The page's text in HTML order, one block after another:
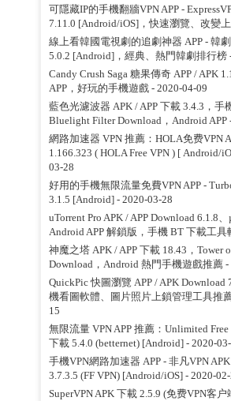
可隱藏IP的手機翻牆VPN APP -
7.11.0 [Android/iOS]，快速瀏覽、改變
線上看韓國電視劇的追劇神器 APP - 韓劇
5.0.2 [Android]，經典、熱門韓劇排行榜
Candy Crush Saga 糖果傳奇 APP / APK
APP，好玩的手機遊戲- 2020-04-09
藍色光濾波器 APK / APP 下載 3.4.3，手
Bluelight Filter Download，Android APP
網路加速器 VPN 推薦：HOLA免费VPN
1.166.323 ( HOLA Free VPN ) [ Android/
03-28
好用的手機無限流量免費VPN APP -
3.1.5 [Android]- 2020-03-28
uTorrent Pro APK / APP Download 6.1.8
Android APP 解鎖版，手機 BT 下載工具
神魔之塔 APK / APP 下載 18.43，Tower
Download，Android 熱門手機遊戲推薦-
QuickPic 快圖瀏覽 APP / APK Download
機看圖軟體、圖片照片上鎖管理工具推
15
無限流量 VPN APP 推薦：Unlimited Free
下載 5.4.0 (betternet) [Android]- 2020-
手機VPN網路加速器 APP - 非凡VPN
3.7.3.5 (FF VPN) [Android/iOS]- 2020-
SuperVPN APK 下載 2.5.9 (免费VPN客户